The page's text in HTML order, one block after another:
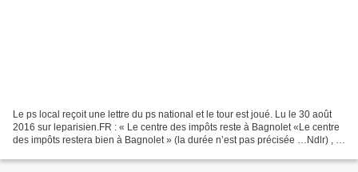
Le ps local reçoit une lettre du ps national et le tour est joué. Lu le 30 août
2016 sur leparisien.FR : « Le centre des impôts reste à Bagnolet «Le centre
des impôts restera bien à Bagnolet » (la durée n’est pas précisée …Ndlr) , a